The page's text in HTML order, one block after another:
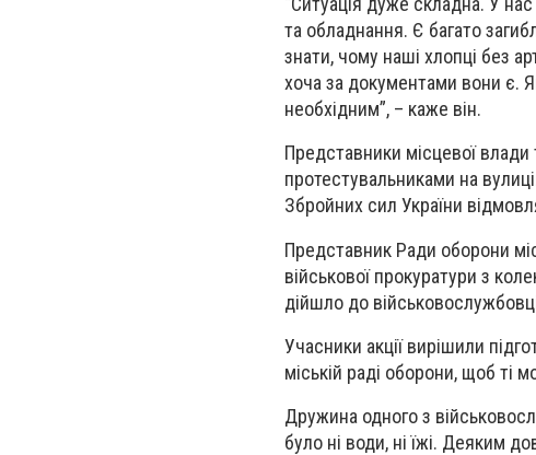
та обладнання. Є багато
знати, чому наші хлопці без
хоча за документами вони є.
необхідним”, – каже він.
Представники місцевої
протестувальниками на
Збройних сил України
Представник Ради оборони
військової прокуратури з
дійшло до
Учасники акції вирішили
міській раді оборони, щоб ті
Дружина одного з
було ні води, ні їжі. Деяким